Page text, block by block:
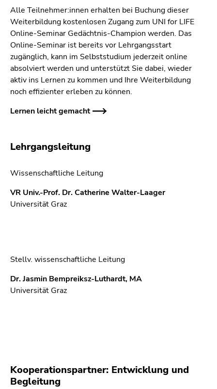
Alle Teilnehmer:innen erhalten bei Buchung dieser
Weiterbildung kostenlosen Zugang zum UNI for LIFE
Online-Seminar Gedächtnis-Champion werden. Das
Online-Seminar ist bereits vor Lehrgangsstart
zugänglich, kann im Selbststudium jederzeit online
absolviert werden und unterstützt Sie dabei, wieder
aktiv ins Lernen zu kommen und Ihre Weiterbildung
noch effizienter erleben zu können.
Lernen leicht gemacht
Lehrgangsleitung
Wissenschaftliche Leitung
VR Univ.-Prof. Dr. Catherine Walter-Laager
Universität Graz
Stellv. wissenschaftliche Leitung
Dr. Jasmin Bempreiksz-Luthardt, MA
Universität Graz
Kooperationspartner: Entwicklung und
Begleitung